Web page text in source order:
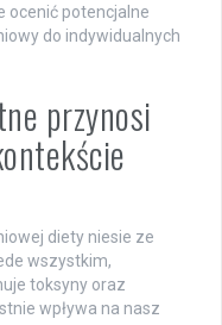
ocenić potencjalne
do indywidualnych
przynosi
diety niesie ze
wszystkim,
toksyny oraz
wpływa na nasz